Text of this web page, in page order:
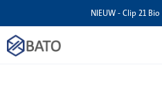
NIEUW - Clip 21